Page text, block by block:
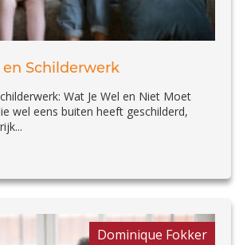
en Schilderwerk
Wat Je Wel en Niet Moet
wel eens buiten heeft geschilderd,
Dominique Fokker